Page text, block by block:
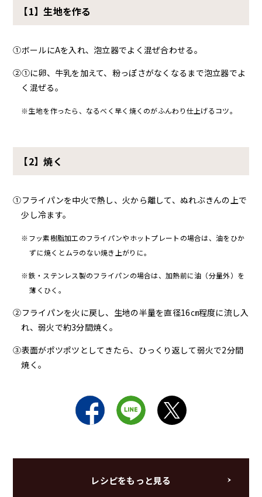
【1】生地を作る
①ボールにAを入れ、泡立器でよく混ぜ合わせる。
②①に卵、牛乳を加えて、粉っぽさがなくなるまで泡立器でよ
く混ぜる。
※生地を作ったら、なるべく早く焼くのがふんわり仕上げるコツ。
【2】焼く
①フライパンを中火で熱し、火から離して、ぬれぶきんの上で
少し冷ます。
※フッ素樹脂加工のフライパンやホットプレートの場合は、油をひか
ずに焼くとムラのない焼き上がりに。
※鉄・ステンレス製のフライパンの場合は、加熱前に油（分量外）を
薄くひく。
②フライパンを火に戻し、生地の半量を直径16㎝程度に流し入
れ、弱火で約3分間焼く。
③表面がポツポツとしてきたら、ひっくり返して弱火で2分間
焼く。
レシピをもっと見る